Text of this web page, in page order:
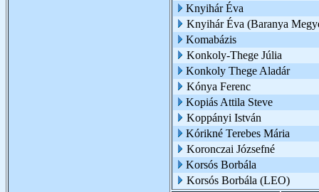
Knyihár Éva
Knyihár Éva (Baranya
Komabázis
Konkoly-Thege Júlia
Konkoly Thege Aladár
Kónya Ferenc
Kopiás Attila Steve
Koppányi István
Kórikné Terebes Mária
Koronczai Józsefné
Korsós Borbála
Korsós Borbála (LEO)